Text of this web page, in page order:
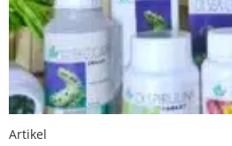
Artikel